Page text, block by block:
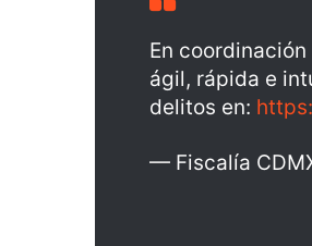
En coordinación
ágil, rápida e
delitos en:
— Fiscalía